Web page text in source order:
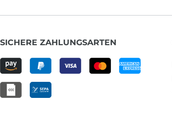
SICHERE ZAHLUNGSARTEN